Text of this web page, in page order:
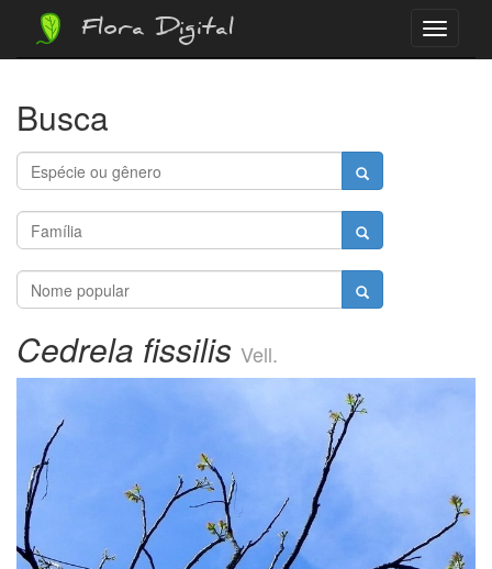
Menu
Flora Digital
Busca
Cedrela fissilis Vell.